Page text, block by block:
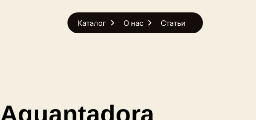
Каталог О нас Статьи
Aguantadora